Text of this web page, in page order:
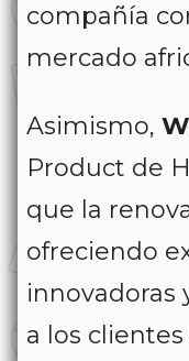
compañía
mercado
Asimismo,
Product de
que la
ofreciendo
innovadoras
a los